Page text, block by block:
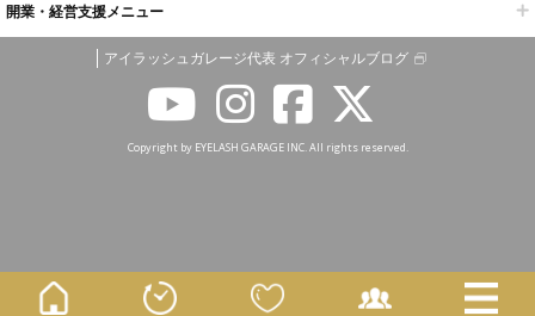
開業・経営支援メニュー
アイラッシュガレージ代表 オフィシャルブログ
Copyright by EYELASH GARAGE INC. All rights reserved.